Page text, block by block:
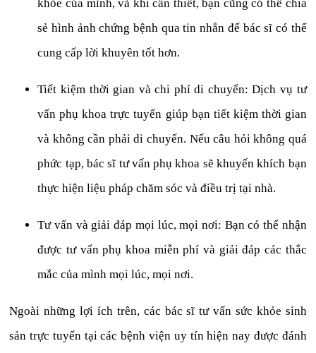
khỏe của mình, và khi cần thiết, bạn cũng có thể chia
sẻ hình ảnh chứng bệnh qua tin nhắn để bác sĩ có thể
cung cấp lời khuyên tốt hơn.
Tiết kiệm thời gian và chi phí di chuyển: Dịch vụ tư
vấn phụ khoa trực tuyến giúp bạn tiết kiệm thời gian
và không cần phải di chuyển. Nếu câu hỏi không quá
phức tạp, bác sĩ tư vấn phụ khoa sẽ khuyến khích bạn
thực hiện liệu pháp chăm sóc và điều trị tại nhà.
Tư vấn và giải đáp mọi lúc, mọi nơi: Bạn có thể nhận
được tư vấn phụ khoa miễn phí và giải đáp các thắc
mắc của mình mọi lúc, mọi nơi.
Ngoài những lợi ích trên, các bác sĩ tư vấn sức khỏe sinh
sản trực tuyến tại các bệnh viện uy tín hiện nay được đánh